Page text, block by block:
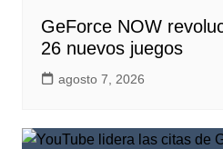
GeForce NOW
26 nuevos juegos
agosto 7, 2026